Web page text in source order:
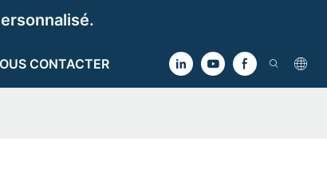
CONTACTER